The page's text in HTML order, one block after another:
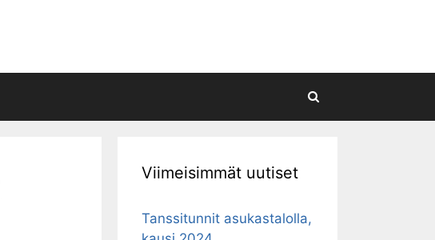
Viimeisimmät uutiset
Tanssitunnit asukastalolla,